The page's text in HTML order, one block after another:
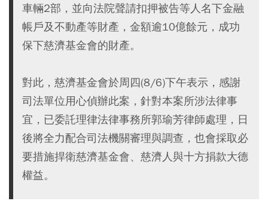
車輛2部，並向法院聲請扣押被告等人名下金融
帳戶及不動產等財產，金額逾10億餘元，成功
保下慈濟基金會的財產。
對此，慈濟基金會於周四(8/6)下午表示，感謝
司法單位用心偵辦此案，針對本案所涉法律事
宜，已委託理律法律事務所郭瑜芳律師處理，日
後將全力配合司法機關審理與調查，也會採取必
要措施捍衛慈濟基金會、慈濟人與十方捐款大德
權益。